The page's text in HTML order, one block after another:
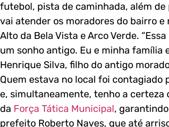
futebol, pista de caminhada, além
vai atender os moradores do bairro e
Alto da Bela Vista e Arco Verde.
um sonho antigo. Eu e minha família
Henrique Silva, filho do antigo
Quem estava no local foi contagiado
e, simultaneamente, tenho a
da Força Tática Municipal,
prefeito Roberto Naves, que até